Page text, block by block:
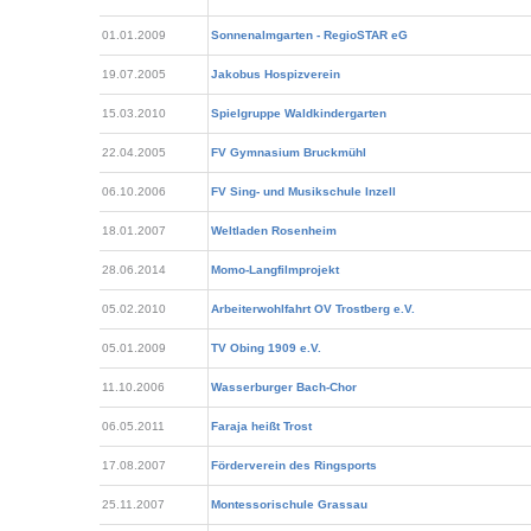
01.01.2009 Sonnenalmgarten - RegioSTAR eG
19.07.2005 Jakobus Hospizverein
15.03.2010 Spielgruppe Waldkindergarten
22.04.2005 FV Gymnasium Bruckmühl
06.10.2006 FV Sing- und Musikschule Inzell
18.01.2007 Weltladen Rosenheim
28.06.2014 Momo-Langfilmprojekt
05.02.2010 Arbeiterwohlfahrt OV Trostberg e.V.
05.01.2009 TV Obing 1909 e.V.
11.10.2006 Wasserburger Bach-Chor
06.05.2011 Faraja heißt Trost
17.08.2007 Förderverein des Ringsports
25.11.2007 Montessorischule Grassau